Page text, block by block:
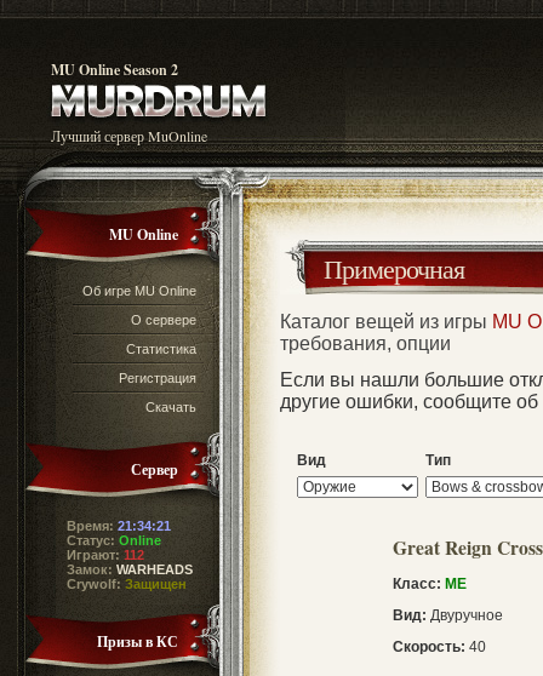
MU Online Season 2
Лучший сервер MuOnline
MU Online
Об игре MU Online
О сервере
Статистика
Регистрация
Скачать
Сервер
Время: 21:34:21
Статус: Online
Играют: 112
Замок: WARHEADS
Crywolf: Защищен
Призы в КС
Примерочная
Каталог вещей из игры MU
требования, опции
Если вы нашли большие
другие ошибки, сообщите
Вид Тип
Great Reign
Класс: ME
Вид: Двуручное
Скорость: 40